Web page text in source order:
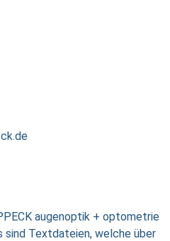
augenoptik + optometrie
sind Textdateien, welche über